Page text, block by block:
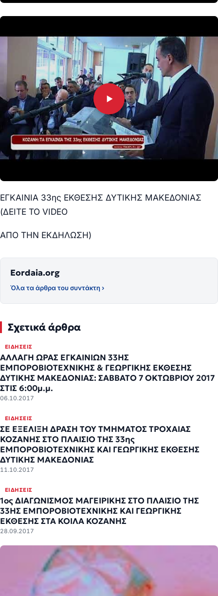
ΕΓΚΑΙΝΙΑ 33ης ΕΚΘΕΣΗΣ ΔΥΤΙΚΗΣ ΜΑΚΕΔΟΝΙΑΣ
(ΔΕΙΤΕ ΤΟ VIDEO
ΑΠΟ ΤΗΝ ΕΚΔΗΛΩΣΗ)
Eordaia.org
Όλα τα άρθρα του συντάκτη ›
Σχετικά άρθρα
ΕΙΔΉΣΕΙΣ
ΑΛΛΑΓΗ ΩΡΑΣ ΕΓΚΑΙΝΙΩΝ 33ΗΣ
ΕΜΠΟΡΟΒΙΟΤΕΧΝΙΚΗΣ & ΓΕΩΡΓΙΚΗΣ ΈΚΘΕΣΗΣ
ΔΥΤΙΚΗΣ ΜΑΚΕΔΟΝΙΑΣ: ΣΑΒΒΑΤΟ 7 ΟΚΤΩΒΡΙΟΥ 2017
ΣΤΙΣ 6:00μ.μ.
06.10.2017
ΕΙΔΉΣΕΙΣ
ΣΕ ΕΞΕΛΙΞΗ ΔΡΑΣΗ ΤΟΥ ΤΜΗΜΑΤΟΣ ΤΡΟΧΑΙΑΣ
ΚΟΖΑΝΗΣ ΣΤΟ ΠΛΑΙΣΙΟ ΤΗΣ 33ης
ΕΜΠΟΡΟΒΙΟΤΕΧΝΙΚΗΣ ΚΑΙ ΓΕΩΡΓΙΚΗΣ ΈΚΘΕΣΗΣ
ΔΥΤΙΚΗΣ ΜΑΚΕΔΟΝΙΑΣ
11.10.2017
ΕΙΔΉΣΕΙΣ
1ος ΔΙΑΓΩΝΙΣΜΌΣ ΜΑΓΕΙΡΙΚΉΣ ΣΤΟ ΠΛΑΊΣΙΟ ΤΗΣ
33ΗΣ ΕΜΠΟΡΟΒΙΟΤΕΧΝΙΚΉΣ ΚΑΙ ΓΕΩΡΓΙΚΉΣ
ΕΚΘΕΣΗΣ ΣΤΑ ΚΟΙΛΑ ΚΟΖΑΝΗΣ
28.09.2017